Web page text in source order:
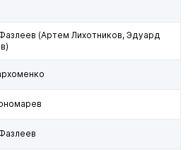
(Артем Лихотников, Эдуард